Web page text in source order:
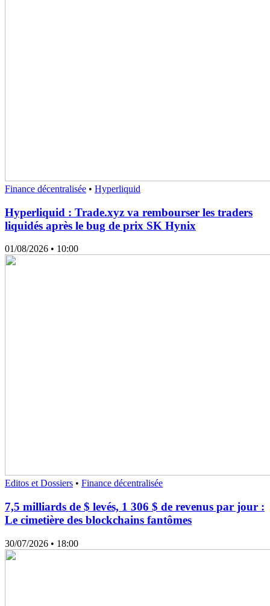
Finance décentralisée • Hyperliquid
Hyperliquid : Trade.xyz va rembourser les traders
liquidés après le bug de prix SK Hynix
01/08/2026 • 10:00
Editos et Dossiers • Finance décentralisée
7,5 milliards de $ levés, 1 306 $ de revenus par jour :
Le cimetière des blockchains fantômes
30/07/2026 • 18:00